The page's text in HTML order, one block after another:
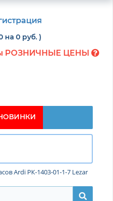
на 0 руб. )
РОЗНИЧНЫЕ ЦЕНЫ
Ardi РК-1403-01-1-7 Lezar